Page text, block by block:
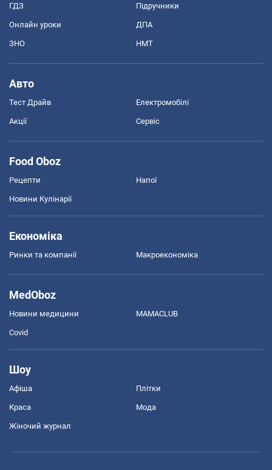
ГДЗ Підручники
Онлайн уроки ДПА
ЗНО НМТ
Авто
Тест Драйв Електромобілі
Акції Сервіс
Food Oboz
Рецепти Напої
Новини Кулінарії
Економіка
Ринки та компанії Макроекономіка
MedOboz
Новини медицини MAMACLUB
Covid
Шоу
Афіша Плітки
Краса Мода
Жіночий журнал